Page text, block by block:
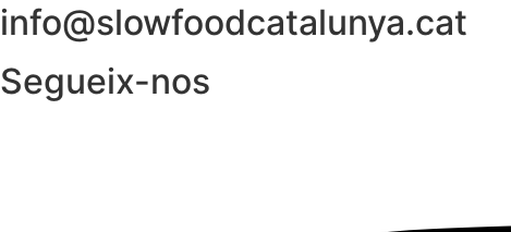
info@slowfoodcatalunya.cat
Segueix-nos